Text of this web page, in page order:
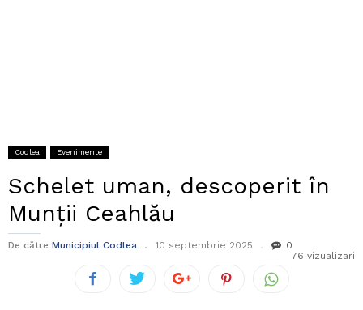
Codlea Evenimente
Schelet uman, descoperit în
Munții Ceahlău
De către Municipiul Codlea 10 septembrie 2025
0
76 vizualizari